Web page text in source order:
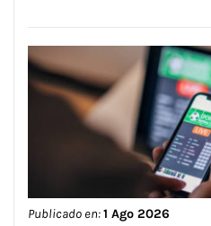
Publicado en:1 Ago 2026